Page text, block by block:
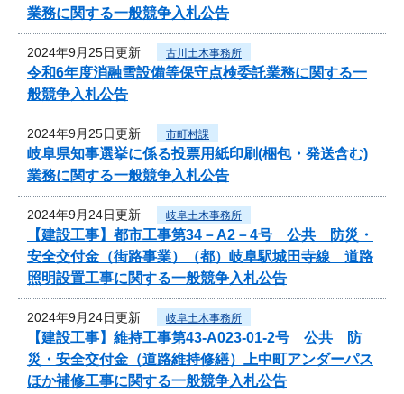
業務に関する一般競争入札公告
2024年9月25日更新 古川土木事務所
令和6年度消融雪設備等保守点検委託業務に関する一
般競争入札公告
2024年9月25日更新 市町村課
岐阜県知事選挙に係る投票用紙印刷(梱包・発送含む)
業務に関する一般競争入札公告
2024年9月24日更新 岐阜土木事務所
【建設工事】都市工事第34－A2－4号 公共 防災・
安全交付金（街路事業）（都）岐阜駅城田寺線 道路
照明設置工事に関する一般競争入札公告
2024年9月24日更新 岐阜土木事務所
【建設工事】維持工事第43-A023-01-2号 公共 防
災・安全交付金（道路維持修繕）上中町アンダーパス
ほか補修工事に関する一般競争入札公告